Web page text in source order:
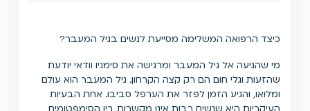
כיצד הרפואה המשלימה מסייעת לנשים בגיל המעבר?
מי שהגיעה אל גיל המעבר ומרגישה את סימניו וודאי יודעת
שהזעות וגלי חום הם רק קצה הקרחון. גיל המעבר הוא עולם
ומלואו, והגיע הזמן לפזר את הערפל סביבו. אחת הבעיות